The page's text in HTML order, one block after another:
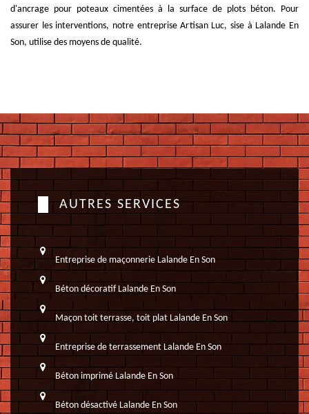
d'ancrage pour poteaux cimentées à la surface de plots béton. Pour
assurer les interventions, notre entreprise Artisan Luc, sise à Lalande En
Son, utilise des moyens de qualité.
AUTRES SERVICES
Entreprise de maçonnerie Lalande En Son
Béton décoratif Lalande En Son
Maçon toit terrasse, toit plat Lalande En Son
Entreprise de terrassement Lalande En Son
Béton imprimé Lalande En Son
Béton désactivé Lalande En Son